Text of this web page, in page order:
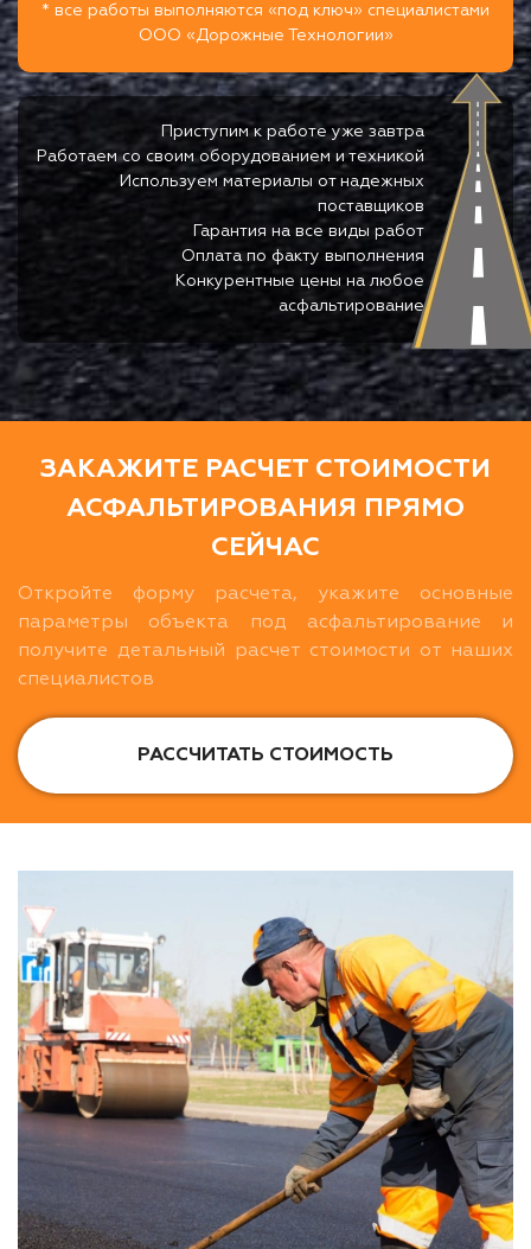
* все работы выполняются «под ключ» специалистами
ООО «Дорожные Технологии»
Приступим к работе уже завтра
Работаем со своим оборудованием и техникой
Используем материалы от надежных
поставщиков
Гарантия на все виды работ
Оплата по факту выполнения
Конкурентные цены на любое
асфальтирование
ЗАКАЖИТЕ РАСЧЕТ СТОИМОСТИ
АСФАЛЬТИРОВАНИЯ ПРЯМО
СЕЙЧАС
Откройте форму расчета, укажите основные
параметры объекта под асфальтирование и
получите детальный расчет стоимости от наших
специалистов
РАССЧИТАТЬ СТОИМОСТЬ